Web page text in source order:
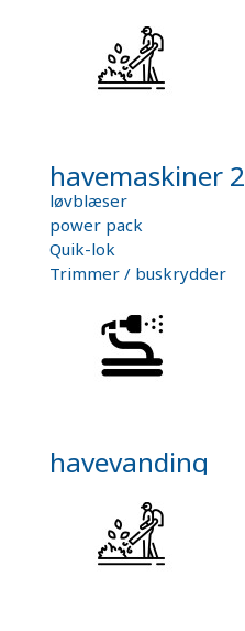
havemaskiner 2
løvblæser
power pack
Quik-lok
Trimmer / buskrydder
havevanding